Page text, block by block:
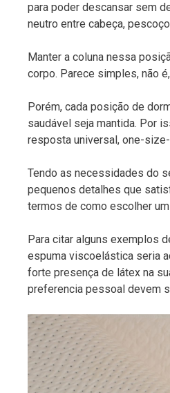
para poder descansar sem
neutro entre cabeça,
Manter a coluna nessa
corpo. Parece simples, não
Porém, cada posição de
saudável seja mantida. Por
resposta universal, one-
Tendo as necessidades do
pequenos detalhes que
termos de como escolher
Para citar alguns exemplos
espuma viscoelástica seria
forte presença de látex na
preferencia pessoal devem